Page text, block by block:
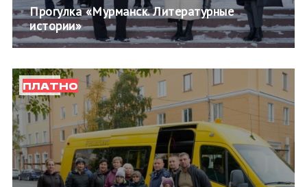
Прогулка «Мурманск. Литературные
истории»
ПЛАТНО